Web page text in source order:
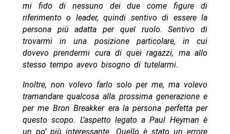
mi fido di nessuno dei due come figure di
riferimento o leader, quindi sentivo di essere la
persona più adatta per quel ruolo. Sentivo di
trovarmi in una posizione particolare, in cui
dovevo prendermi cura di quei ragazzi, ma allo
stesso tempo avevo bisogno di tutelarmi.
Inoltre, non volevo farlo solo per me, ma volevo
tramandare qualcosa alla prossima generazione e
per me Bron Breakker era la persona perfetta per
questo scopo. L’aspetto legato a Paul Heyman è
un po’ più interessante. Quello è stato un errore